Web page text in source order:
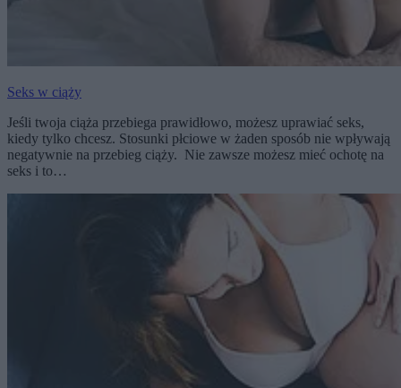
Seks w ciąży
Jeśli twoja ciąża przebiega prawidłowo, możesz uprawiać seks,
kiedy tylko chcesz. Stosunki płciowe w żaden sposób nie wpływają
negatywnie na przebieg ciąży. Nie zawsze możesz mieć ochotę na
seks i to…